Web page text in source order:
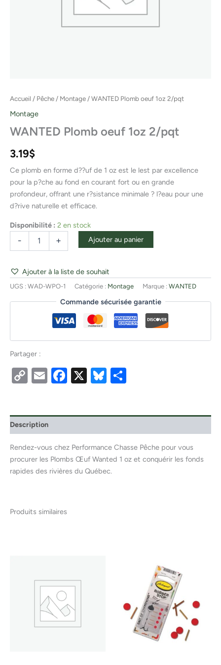
Accueil / Pêche / Montage / WANTED Plomb oeuf 1oz 2/pqt
Montage
WANTED Plomb oeuf 1oz 2/pqt
3.19$
Ce plomb en forme d??uf de 1 oz est le lest par excellence
pour la p?che au fond en courant fort ou en grande
profondeur, offrant une r?sistance minimale ? l?eau pour une
d?rive naturelle et efficace.
Disponibilité : 2 en stock
- + Ajouter au panier
Ajouter à la liste de souhait
UGS : WAD-WPO-1 Catégorie : Montage Marque : WANTED
Commande sécurisée garantie
Partager :
CopyEmailFacebook
X Bluesky
Description
Rendez-vous chez Performance Chasse Pêche pour vous
procurer les Plombs Œuf Wanted 1 oz et conquérir les fonds
rapides des rivières du Québec.
Produits similaires